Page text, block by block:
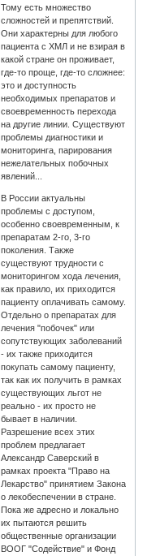
Тому есть множество
сложностей и препятствий.
Они характерны для любого
пациента с ХМЛ и не взирая в
какой стране он проживает,
где-то проще, где-то сложнее:
это и доступность
необходимых препаратов и
своевременность перехода
на другие линии. Существуют
проблемы диагностики и
мониторинга, парирования
нежелательных побочных
явлений...
В России актуальны
проблемы с доступом,
особенно своевременным, к
препаратам 2-го, 3-го
поколения. Также
существуют трудности с
мониторингом хода лечения,
как правило, их приходится
пациенту оплачивать самому.
Отдельно о препаратах для
лечения "побочек" или
сопутствующих заболеваний
- их также приходится
покупать самому пациенту,
так как их получить в рамках
существующих льгот не
реально - их просто не
бывает в наличии.
Разрешение всех этих
проблем предлагает
Александр Саверский в
рамках проекта "Право на
Лекарство" принятием Закона
о лекобеспечении в стране.
Пока же адресно и локально
их пытаются решить
общественные организации
ВООГ "Содействие" и Фонд